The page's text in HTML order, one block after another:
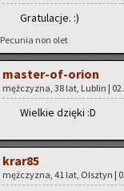
Gra­tu­la­cje. :)
Pe­cu­nia non olet
ma­ster-of-orion
męż­czy­zna, 38 lat, Lu­blin |
Wiel­kie dzię­ki :D
kra­r85
męż­czy­zna, 41 lat, Olsz­tyn |